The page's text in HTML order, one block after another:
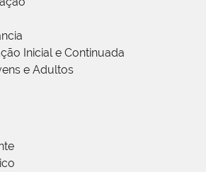
Inicial e Continuada
e Adultos